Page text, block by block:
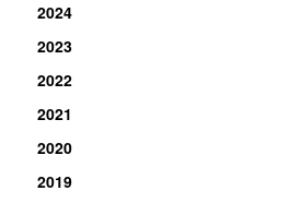
2024
2023
2022
2021
2020
2019